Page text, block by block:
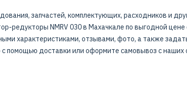
запчастей, комплектующих, расходников и
редукторы NMRV 030 в Махачкале по выгодной цене
характеристиками, отзывами, фото, а также
помощью доставки или оформите самовывоз с наших